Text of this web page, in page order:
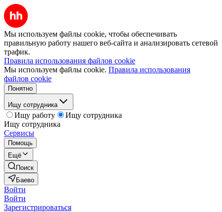
Мы используем файлы cookie, чтобы обеспечивать
правильную работу нашего веб-сайта и анализировать сетевой
трафик.
Правила использования файлов cookie
Мы используем файлы cookie. Правила использования
файлов cookie
Понятно
Ищу сотрудника
Ищу работу
Ищу сотрудника
Ищу сотрудника
Сервисы
Помощь
Ещё
Поиск
Баево
Войти
Войти
Зарегистрироваться